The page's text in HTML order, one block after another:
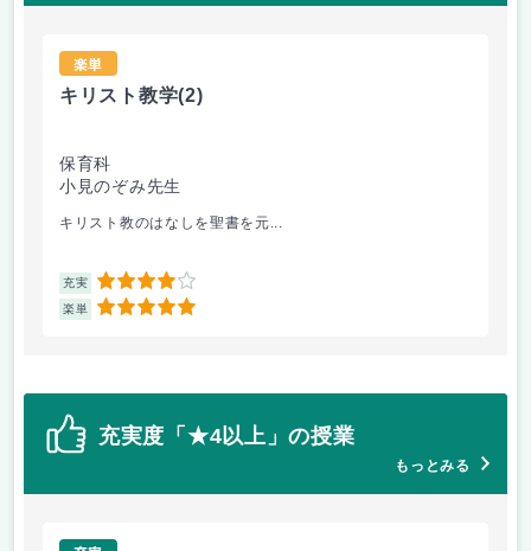
楽単
キリスト教学(2)
保育科
小見のぞみ先生
キリスト教のはなしを聖書を元...
充実 4
楽単 5
充実度「★4以上」の授業
もっとみる